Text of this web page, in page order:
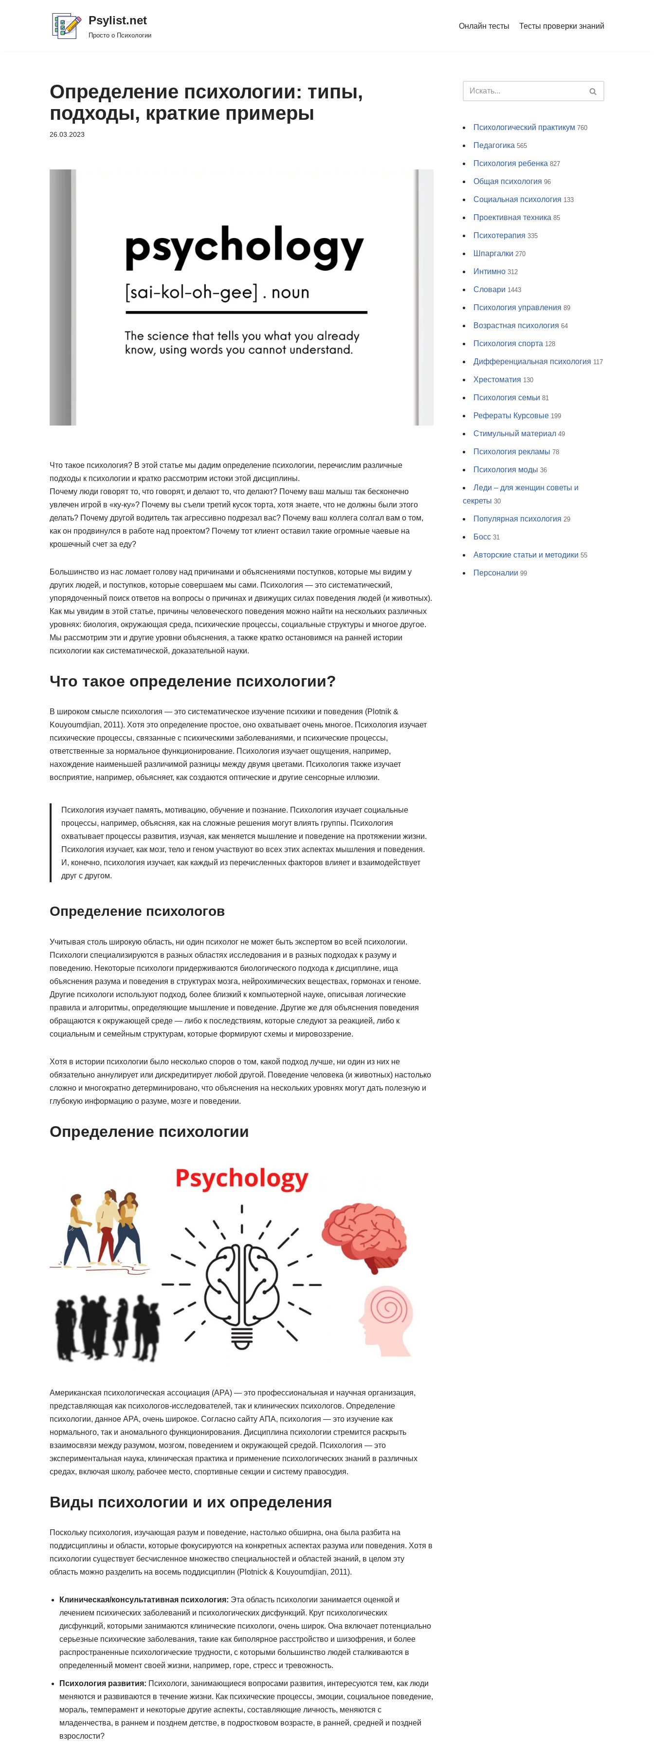
Psylist.net
Просто о Психологии
Онлайн тесты Тесты проверки знаний
Определение психологии: типы,
подходы, краткие примеры
26.03.2023
Что такое психология? В этой статье мы дадим определение психологии, перечислим различные
подходы к психологии и кратко рассмотрим истоки этой дисциплины.
Почему люди говорят то, что говорят, и делают то, что делают? Почему ваш малыш так бесконечно
увлечен игрой в «ку-ку»? Почему вы съели третий кусок торта, хотя знаете, что не должны были этого
делать? Почему другой водитель так агрессивно подрезал вас? Почему ваш коллега солгал вам о том,
как он продвинулся в работе над проектом? Почему тот клиент оставил такие огромные чаевые на
крошечный счет за еду?
Большинство из нас ломает голову над причинами и объяснениями поступков, которые мы видим у
других людей, и поступков, которые совершаем мы сами. Психология — это систематический,
упорядоченный поиск ответов на вопросы о причинах и движущих силах поведения людей (и животных).
Как мы увидим в этой статье, причины человеческого поведения можно найти на нескольких различных
уровнях: биология, окружающая среда, психические процессы, социальные структуры и многое другое.
Мы рассмотрим эти и другие уровни объяснения, а также кратко остановимся на ранней истории
психологии как систематической, доказательной науки.
Что такое определение психологии?
В широком смысле психология — это систематическое изучение психики и поведения (Plotnik &
Kouyoumdjian, 2011). Хотя это определение простое, оно охватывает очень многое. Психология изучает
психические процессы, связанные с психическими заболеваниями, и психические процессы,
ответственные за нормальное функционирование. Психология изучает ощущения, например,
нахождение наименьшей различимой разницы между двумя цветами. Психология также изучает
восприятие, например, объясняет, как создаются оптические и другие сенсорные иллюзии.
Психология изучает память, мотивацию, обучение и познание. Психология изучает социальные
процессы, например, объясняя, как на сложные решения могут влиять группы. Психология
охватывает процессы развития, изучая, как меняется мышление и поведение на протяжении жизни.
Психология изучает, как мозг, тело и геном участвуют во всех этих аспектах мышления и поведения.
И, конечно, психология изучает, как каждый из перечисленных факторов влияет и взаимодействует
друг с другом.
Определение психологов
Учитывая столь широкую область, ни один психолог не может быть экспертом во всей психологии.
Психологи специализируются в разных областях исследования и в разных подходах к разуму и
поведению. Некоторые психологи придерживаются биологического подхода к дисциплине, ища
объяснения разума и поведения в структурах мозга, нейрохимических веществах, гормонах и геноме.
Другие психологи используют подход, более близкий к компьютерной науке, описывая логические
правила и алгоритмы, определяющие мышление и поведение. Другие же для объяснения поведения
обращаются к окружающей среде — либо к последствиям, которые следуют за реакцией, либо к
социальным и семейным структурам, которые формируют схемы и мировоззрение.
Хотя в истории психологии было несколько споров о том, какой подход лучше, ни один из них не
обязательно аннулирует или дискредитирует любой другой. Поведение человека (и животных) настолько
сложно и многократно детерминировано, что объяснения на нескольких уровнях могут дать полезную и
глубокую информацию о разуме, мозге и поведении.
Определение психологии
Американская психологическая ассоциация (APA) — это профессиональная и научная организация,
представляющая как психологов-исследователей, так и клинических психологов. Определение
психологии, данное APA, очень широкое. Согласно сайту АПА, психология — это изучение как
нормального, так и аномального функционирования. Дисциплина психологии стремится раскрыть
взаимосвязи между разумом, мозгом, поведением и окружающей средой. Психология — это
экспериментальная наука, клиническая практика и применение психологических знаний в различных
средах, включая школу, рабочее место, спортивные секции и систему правосудия.
Виды психологии и их определения
Поскольку психология, изучающая разум и поведение, настолько обширна, она была разбита на
поддисциплины и области, которые фокусируются на конкретных аспектах разума или поведения. Хотя в
психологии существует бесчисленное множество специальностей и областей знаний, в целом эту
область можно разделить на восемь поддисциплин (Plotnick & Kouyoumdjian, 2011).
Клиническая/консультативная психология: Эта область психологии занимается оценкой и
лечением психических заболеваний и психологических дисфункций. Круг психологических
дисфункций, которыми занимаются клинические психологи, очень широк. Она включает потенциально
серьезные психические заболевания, такие как биполярное расстройство и шизофрения, и более
распространенные психологические трудности, с которыми большинство людей сталкиваются в
определенный момент своей жизни, например, горе, стресс и тревожность.
Психология развития: Психологи, занимающиеся вопросами развития, интересуются тем, как люди
меняются и развиваются в течение жизни. Как психические процессы, эмоции, социальное поведение,
мораль, темперамент и некоторые другие аспекты, составляющие личность, меняются с
младенчества, в раннем и позднем детстве, в подростковом возрасте, в ранней, средней и поздней
взрослости?
Психологический практикум 760
Педагогика 565
Психология ребенка 827
Общая психология 96
Социальная психология 133
Проективная техника 85
Психотерапия 335
Шпаргалки 270
Интимно 312
Словари 1443
Психология управления 89
Возрастная психология 64
Психология спорта 128
Дифференциальная психология 117
Хрестоматия 130
Психология семьи 81
Рефераты Курсовые 199
Стимульный материал 49
Психология рекламы 78
Психология моды 36
Леди – для женщин советы и
секреты 30
Популярная психология 29
Босс 31
Авторские статьи и методики 55
Персоналии 99